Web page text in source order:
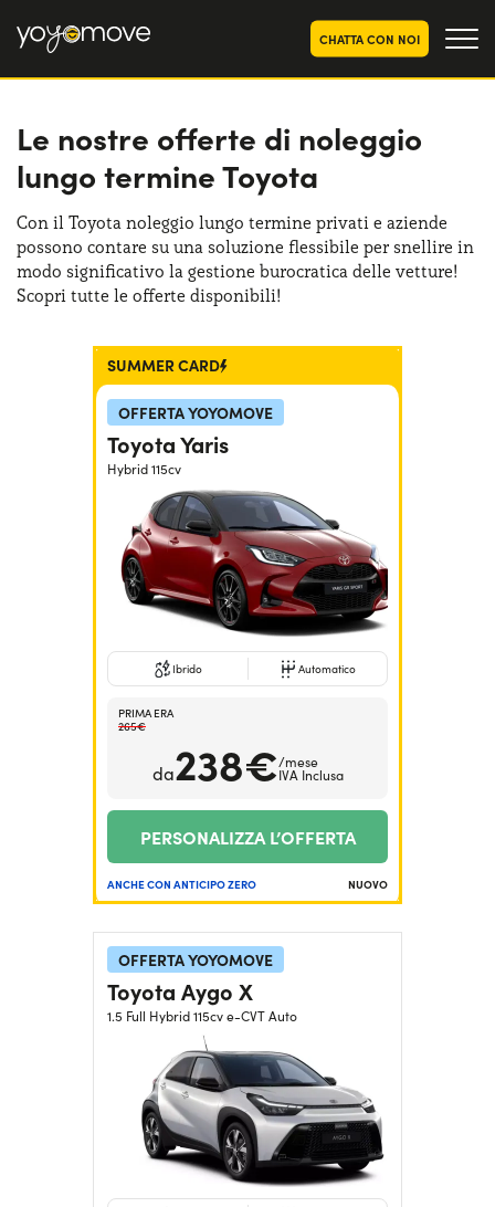
CHATTA CON NOI
OFFERTE NOLEGGIO
LUNGO TERMINE
Privati
Aziende e P.IVA
OFFERTE NOLEGGIO
AUTO USATE
CHI SIAMO
La nostra storia
COME FUNZIONA
PERCHÉ CONVIENE
Serve assistenza?
Le nostre offerte di noleggio
lungo termine Toyota
Con il Toyota noleggio lungo termine privati e aziende
possono contare su una soluzione flessibile per snellire in
modo significativo la gestione burocratica delle vetture!
Scopri tutte le offerte disponibili!
SUMMER CARD
OFFERTA YOYOMOVE
Toyota Yaris
Hybrid 115cv
Ibrido Automatico
PRIMA ERA
265€
da238€/mese
IVA Inclusa
PERSONALIZZA L’OFFERTA
ANCHE CON ANTICIPO ZERO NUOVO
OFFERTA YOYOMOVE
Toyota Aygo X
1.5 Full Hybrid 115cv e-CVT Auto